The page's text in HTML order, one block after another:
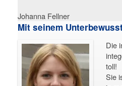
Johanna Fellner
Mit seinem
Die
toll!
Sie